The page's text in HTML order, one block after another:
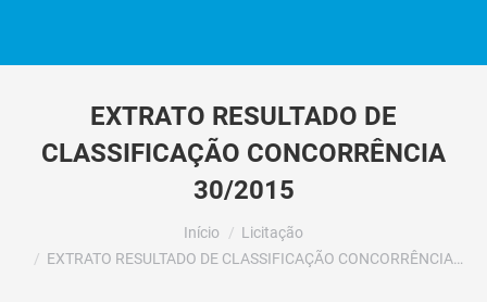
EXTRATO RESULTADO DE
CLASSIFICAÇÃO CONCORRÊNCIA
30/2015
Início
Licitação
EXTRATO RESULTADO DE CLASSIFICAÇÃO CONCORRÊNCIA…